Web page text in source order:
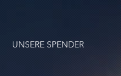
UNSERE SPENDER